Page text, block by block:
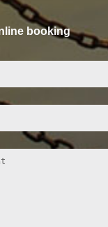
booking